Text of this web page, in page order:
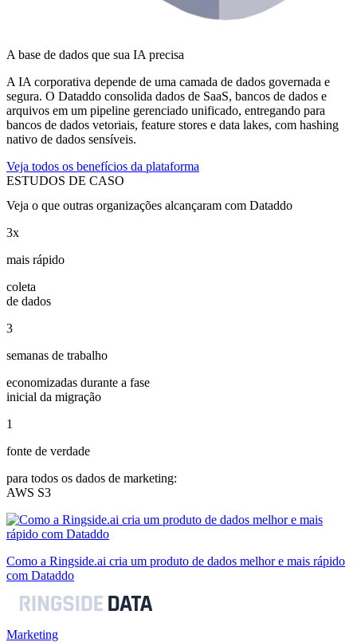
A base de dados que sua IA precisa
A IA corporativa depende de uma camada de dados governada e
segura. O Dataddo consolida dados de SaaS, bancos de dados e
arquivos em um pipeline gerenciado unificado, entregando para
bancos de dados vetoriais, feature stores e data lakes, com hashing
nativo de dados sensíveis.
Veja todos os benefícios da plataforma
ESTUDOS DE CASO
Veja o que outras organizações alcançaram com Dataddo
3x
mais rápido
coleta
de dados
3
semanas de trabalho
economizadas durante a fase
inicial da migração
1
fonte de verdade
para todos os dados de marketing:
AWS S3
Como a Ringside.ai cria um produto de dados melhor e mais rápido
com Dataddo
Marketing